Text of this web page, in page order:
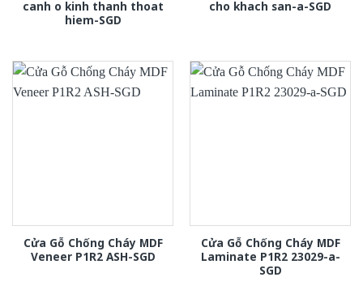
canh o kinh thanh thoat
hiem-SGD
cho khach san-a-SGD
Cửa Gỗ Chống Cháy MDF
Veneer P1R2 ASH-SGD
Cửa Gỗ Chống Cháy MDF
Laminate P1R2 23029-a-
SGD